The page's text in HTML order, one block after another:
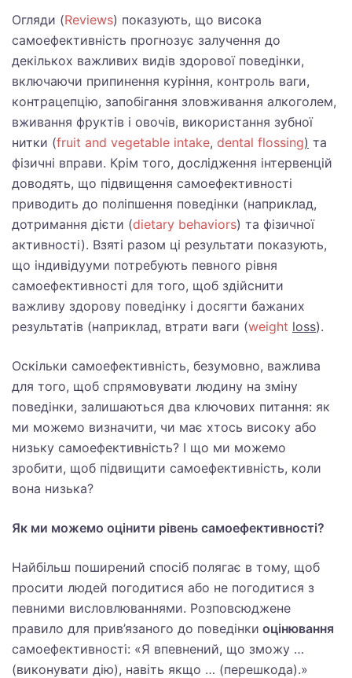
Огляди (Reviews) показують, що висока
самоефективність прогнозує залучення до
декількох важливих видів здорової поведінки,
включаючи припинення куріння, контроль ваги,
контрацепцію, запобігання зловживання алкоголем,
вживання фруктів і овочів, використання зубної
нитки (fruit and vegetable intake, dental flossing) та
фізичні вправи. Крім того, дослідження інтервенцій
доводять, що підвищення самоефективності
приводить до поліпшення поведінки (наприклад,
дотримання дієти (dietary behaviors) та фізичної
активності). Взяті разом ці результати показують,
що індивідууми потребують певного рівня
самоефективності для того, щоб здійснити
важливу здорову поведінку і досягти бажаних
результатів (наприклад, втрати ваги (weight loss).
Оскільки самоефективність, безумовно, важлива
для того, щоб спрямовувати людину на зміну
поведінки, залишаються два ключових питання: як
ми можемо визначити, чи має хтось високу або
низьку самоефективність? І що ми можемо
зробити, щоб підвищити самоефективність, коли
вона низька?
Як ми можемо оцінити рівень самоефективності?
Найбільш поширений спосіб полягає в тому, щоб
просити людей погодитися або не погодитися з
певними висловлюваннями. Розповсюджене
правило для прив’язаного до поведінки оцінювання
самоефективності: «Я впевнений, що зможу …
(виконувати дію), навіть якщо … (перешкода).»